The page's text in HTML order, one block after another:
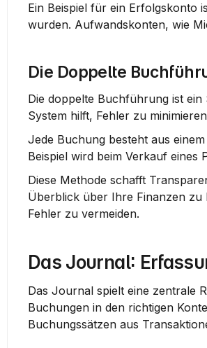
Ein Beispiel für ein Erfolgskonto
wurden. Aufwandskonten, wie
Die Doppelte
Die doppelte Buchführung ist ein
System hilft, Fehler zu
Jede Buchung besteht aus einem
Beispiel wird beim Verkauf eines
Diese Methode schafft
Überblick über Ihre Finanzen zu
Fehler zu vermeiden.
Das Journal:
Das Journal spielt eine zentrale
Buchungen in den richtigen
Buchungssätzen aus